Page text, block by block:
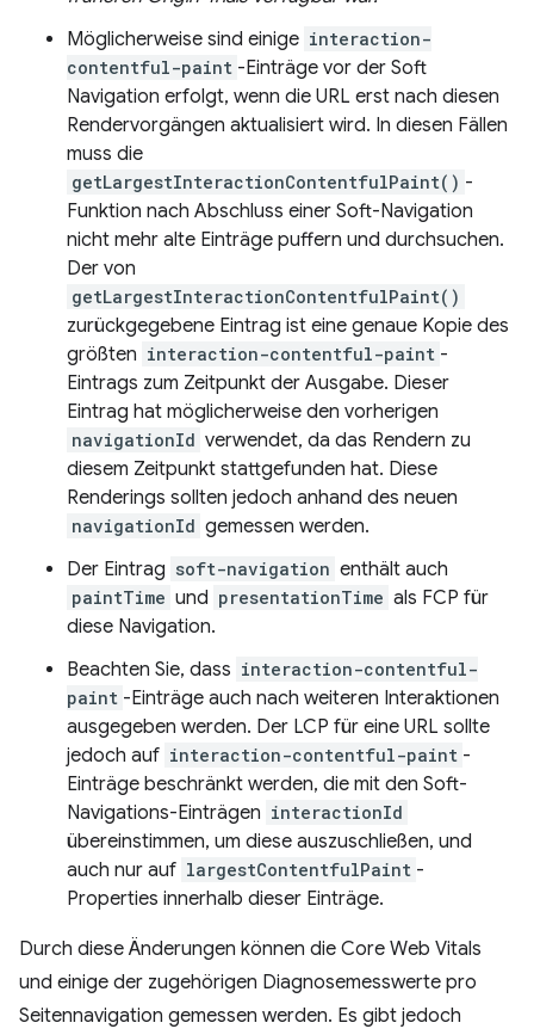
Möglicherweise sind einige interaction-
contentful-paint -Einträge vor der Soft
Navigation erfolgt, wenn die URL erst nach diesen
Rendervorgängen aktualisiert wird. In diesen Fällen
muss die
getLargestInteractionContentfulPaint() -
Funktion nach Abschluss einer Soft-Navigation
nicht mehr alte Einträge puffern und durchsuchen.
Der von
getLargestInteractionContentfulPaint()
zurückgegebene Eintrag ist eine genaue Kopie des
größten interaction-contentful-paint -
Eintrags zum Zeitpunkt der Ausgabe. Dieser
Eintrag hat möglicherweise den vorherigen
navigationId verwendet, da das Rendern zu
diesem Zeitpunkt stattgefunden hat. Diese
Renderings sollten jedoch anhand des neuen
navigationId gemessen werden.
Der Eintrag soft-navigation enthält auch
paintTime und presentationTime als FCP für
diese Navigation.
Beachten Sie, dass interaction-contentful-
paint -Einträge auch nach weiteren Interaktionen
ausgegeben werden. Der LCP für eine URL sollte
jedoch auf interaction-contentful-paint -
Einträge beschränkt werden, die mit den Soft-
Navigations-Einträgen interactionId
übereinstimmen, um diese auszuschließen, und
auch nur auf largestContentfulPaint -
Properties innerhalb dieser Einträge.
Durch diese Änderungen können die Core Web Vitals
und einige der zugehörigen Diagnosemesswerte pro
Seitennavigation gemessen werden. Es gibt jedoch